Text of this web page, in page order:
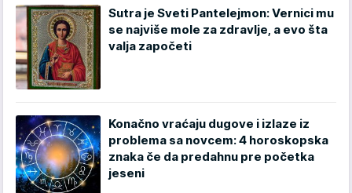
Sutra je Sveti Pantelejmon: Vernici mu
se najviše mole za zdravlje, a evo šta
valja započeti
Konačno vraćaju dugove i izlaze iz
problema sa novcem: 4 horoskopska
znaka če da predahnu pre početka
jeseni